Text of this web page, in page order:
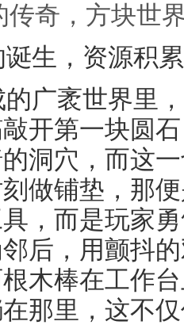
奇，方块世
生，资源积
广袤世界里
开第一块圆
洞穴，而这
做铺垫，那
，而是玩家
后，用颤抖
木棒在工作
那里，这不